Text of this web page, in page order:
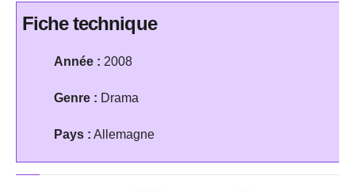
Fiche technique
Année : 2008
Genre : Drama
Pays : Allemagne